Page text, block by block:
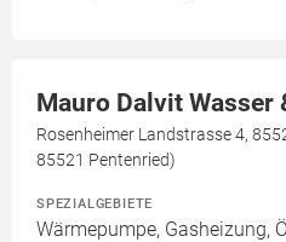
Mauro Dalvit Wasser
Rosenheimer Landstrasse 4,
85521 Pentenried)
SPEZIALGEBIETE
Wärmepumpe, Gasheizung,